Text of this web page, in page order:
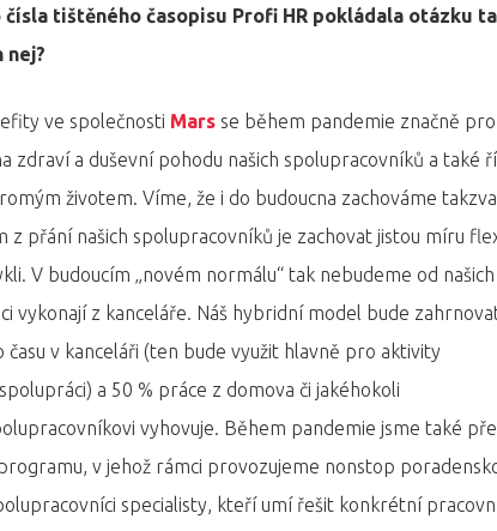
search or ESC to close
tištěného časopisu Profi HR pokládala otázku
ve společnosti Mars se během pandemie značně
zdraví a duševní pohodu našich spolupracovníků a také
životem. Víme, že i do budoucna zachováme
z přání našich spolupracovníků je zachovat jistou míru
V budoucím „novém normálu“ tak nebudeme od
vykonají z kanceláře. Náš hybridní model bude
v kanceláři (ten bude využit hlavně pro aktivity
a 50 % práce z domova či jakéhokoli
vyhovuje. Během pandemie jsme také
v jehož rámci provozujeme nonstop
specialisty, kteří umí řešit konkrétní